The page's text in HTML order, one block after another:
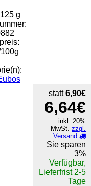
g
statt6,90€
6,64€
inkl. 20%
MwSt. zzgl.
Versand
Sie sparen
3%
Verfügbar,
Lieferfrist 2-5
Tage